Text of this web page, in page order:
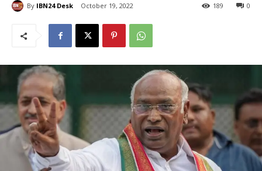
By IBN24 Desk October 19, 2022 0
189